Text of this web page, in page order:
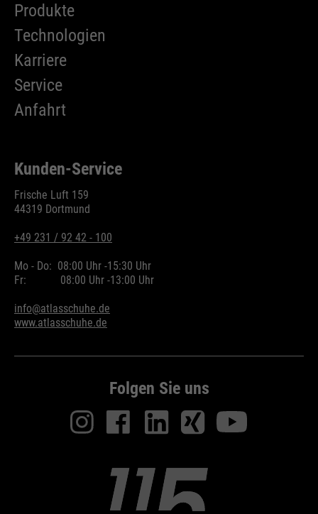
Produkte
Technologien
Karriere
Service
Anfahrt
Kunden-Service
Frische Luft 159
44319 Dortmund
+49 231 / 92 42 - 100
Mo - Do: 08:00 Uhr -15:30 Uhr
Fr:
08:00 Uhr -13:00 Uhr
info@atlasschuhe.de
www.atlasschuhe.de
Folgen Sie uns